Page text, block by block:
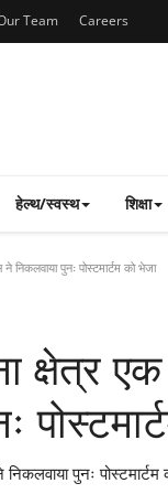
Team Careers
हेल्थ/स्वस्थ शिक्षा
निकलवाया पुनः पोस्टमार्टम को भेजा
क्षेत्र
पुनः पोस्टमार्टम